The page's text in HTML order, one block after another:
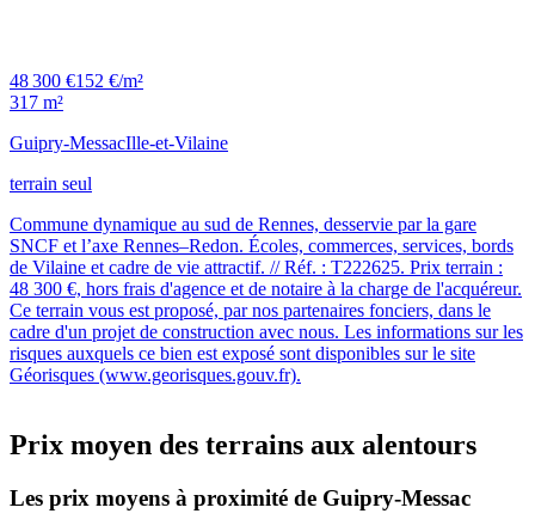
48 300 €152 €/m²
317 m²
Guipry-MessacIlle-et-Vilaine
terrain seul
Commune dynamique au sud de Rennes, desservie par la gare
SNCF et l’axe Rennes–Redon. Écoles, commerces, services, bords
de Vilaine et cadre de vie attractif. // Réf. : T222625. Prix terrain :
48 300 €, hors frais d'agence et de notaire à la charge de l'acquéreur.
Ce terrain vous est proposé, par nos partenaires fonciers, dans le
cadre d'un projet de construction avec nous. Les informations sur les
risques auxquels ce bien est exposé sont disponibles sur le site
Géorisques (www.georisques.gouv.fr).
Prix moyen des terrains aux alentours
Les prix moyens à proximité de Guipry-Messac